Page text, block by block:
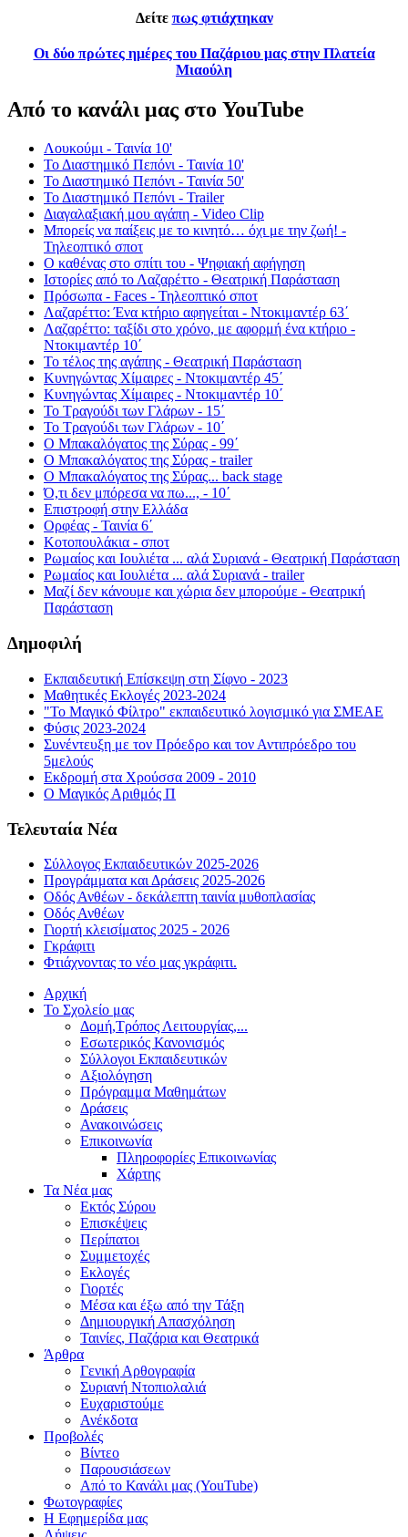
Δείτε πως φτιάχτηκαν
Οι δύο πρώτες ημέρες του Παζάριου μας στην Πλατεία
Μιαούλη
Από το κανάλι μας στο YouTube
Λουκούμι - Ταινία 10'
Το Διαστημικό Πεπόνι - Ταινία 10'
Το Διαστημικό Πεπόνι - Ταινία 50'
Το Διαστημικό Πεπόνι - Trailer
Διαγαλαξιακή μου αγάπη - Video Clip
Μπορείς να παίξεις με το κινητό… όχι με την ζωή! -
Τηλεοπτικό σποτ
Ο καθένας στο σπίτι του - Ψηφιακή αφήγηση
Ιστορίες από το Λαζαρέττο - Θεατρική Παράσταση
Πρόσωπα - Faces - Τηλεοπτικό σποτ
Λαζαρέττο: Ένα κτήριο αφηγείται - Ντοκιμαντέρ 63΄
Λαζαρέττο: ταξίδι στο χρόνο, με αφορμή ένα κτήριο -
Ντοκιμαντέρ 10΄
Το τέλος της αγάπης - Θεατρική Παράσταση
Κυνηγώντας Χίμαιρες - Ντοκιμαντέρ 45΄
Κυνηγώντας Χίμαιρες - Ντοκιμαντέρ 10΄
Το Τραγούδι των Γλάρων - 15΄
Το Τραγούδι των Γλάρων - 10΄
Ο Μπακαλόγατος της Σύρας - 99΄
Ο Μπακαλόγατος της Σύρας - trailer
Ο Μπακαλόγατος της Σύρας... back stage
Ό,τι δεν μπόρεσα να πω..., - 10΄
Επιστροφή στην Ελλάδα
Ορφέας - Ταινία 6΄
Κοτοπουλάκια - σποτ
Ρωμαίος και Ιουλιέτα ... αλά Συριανά - Θεατρική Παράσταση
Ρωμαίος και Ιουλιέτα ... αλά Συριανά - trailer
Μαζί δεν κάνουμε και χώρια δεν μπορούμε - Θεατρική
Παράσταση
Δημοφιλή
Εκπαιδευτική Επίσκεψη στη Σίφνο - 2023
Μαθητικές Εκλογές 2023-2024
"Το Μαγικό Φίλτρο" εκπαιδευτικό λογισμικό για ΣΜΕΑΕ
Φύσις 2023-2024
Συνέντευξη με τον Πρόεδρο και τον Αντιπρόεδρο του
5μελούς
Εκδρομή στα Χρούσσα 2009 - 2010
Ο Μαγικός Αριθμός Π
Τελευταία Νέα
Σύλλογος Εκπαιδευτικών 2025-2026
Προγράμματα και Δράσεις 2025-2026
Οδός Ανθέων - δεκάλεπτη ταινία μυθοπλασίας
Οδός Ανθέων
Γιορτή κλεισίματος 2025 - 2026
Γκράφιτι
Φτιάχνοντας το νέο μας γκράφιτι.
Αρχική
Το Σχολείο μας
Δομή,Τρόπος Λειτουργίας,...
Εσωτερικός Κανονισμός
Σύλλογοι Εκπαιδευτικών
Αξιολόγηση
Πρόγραμμα Μαθημάτων
Δράσεις
Ανακοινώσεις
Επικοινωνία
Πληροφορίες Επικοινωνίας
Χάρτης
Τα Νέα μας
Εκτός Σύρου
Επισκέψεις
Περίπατοι
Συμμετοχές
Εκλογές
Γιορτές
Μέσα και έξω από την Τάξη
Δημιουργική Απασχόληση
Ταινίες, Παζάρια και Θεατρικά
Άρθρα
Γενική Αρθογραφία
Συριανή Ντοπιολαλιά
Ευχαριστούμε
Ανέκδοτα
Προβολές
Βίντεο
Παρουσιάσεων
Από το Κανάλι μας (YouTube)
Φωτογραφίες
Η Εφημερίδα μας